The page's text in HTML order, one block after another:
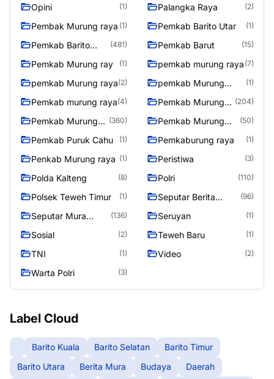
Opini (1) Palangka Raya (2)
Pembak Murung raya (1) Pemkab Barito Utar (1)
Pemkab Barito
(481) Pemkab Barut (15)
Pemkab Murung ray (1) pemkab murung raya (7)
pemkab Murung raya(2)
pemkab Murung
(1)
Pemkab murung raya(4)
Pemkab Murung
(204)
Pemkab Murung
(360)
Pemkab Murung
(50)
Pemkab Puruk Cahu (1) Pemkaburung raya (1)
Penkab Murung raya (1) Peristiwa (3)
Polda Kalteng (8) Polri (110)
Polsek Teweh Timur (1)
Seputar Berita
(96)
Seputar Mura
(136) Seruyan (1)
Sosial (2) Teweh Baru (1)
TNI (1) Video (2)
Warta Polri (3)
Label Cloud
Barito Kuala Barito Selatan
Barito Timur
Barito Utara
Berita Mura Budaya
Daerah